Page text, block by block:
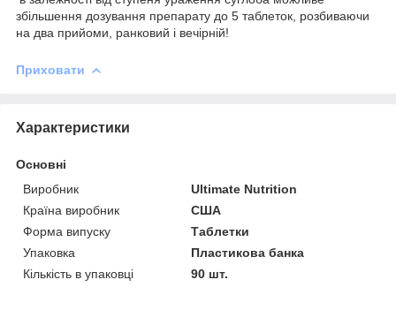
збільшення дозування препарату до 5 таблеток, розбиваючи
на два прийоми, ранковий і вечірній!
Приховати
Характеристики
Основні
Виробник
Ultimate Nutrition
Країна виробник
США
Форма випуску
Таблетки
Упаковка
Пластикова банка
Кількість в упаковці
90 шт.